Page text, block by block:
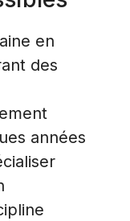
en
des
années